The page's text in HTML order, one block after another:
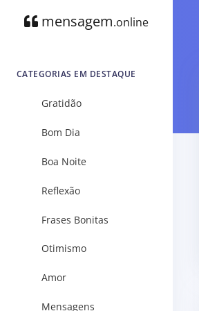
mensagem.online
CATEGORIAS EM DESTAQUE
Gratidão
Bom Dia
Boa Noite
Reflexão
Frases Bonitas
Otimismo
Amor
Mensagens